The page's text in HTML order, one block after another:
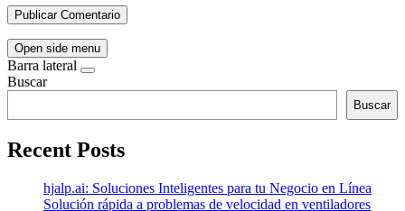
Open side menu
Barra lateral
Buscar
Buscar
Recent Posts
hjalp.ai: Soluciones Inteligentes para tu Negocio en Línea
Solución rápida a problemas de velocidad en ventiladores